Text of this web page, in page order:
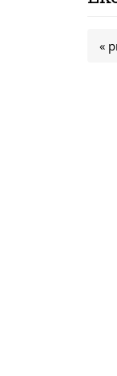
«